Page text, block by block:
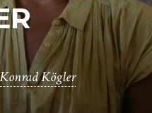
Konrad Kögler